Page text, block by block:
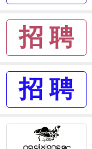
招 聘
招 聘